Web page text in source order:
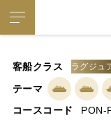
客船クラス ラグジュ
テーマ
コースコード
PON-